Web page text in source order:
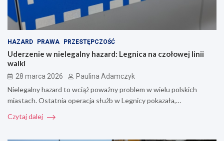
HAZARD PRAWA PRZESTĘPCZOŚĆ
Uderzenie w nielegalny hazard: Legnica na czołowej linii
walki
28 marca 2026 Paulina Adamczyk
Nielegalny hazard to wciąż poważny problem w wielu polskich
miastach. Ostatnia operacja służb w Legnicy pokazała,…
Czytaj dalej